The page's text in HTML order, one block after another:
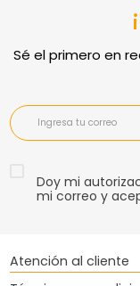
Doy mi
mi correo y
Atención al cliente